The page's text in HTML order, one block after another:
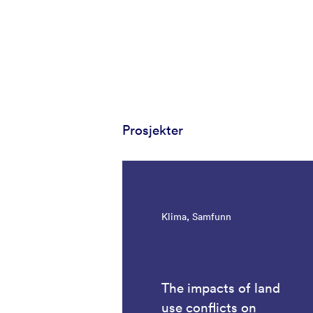
Prosjekter
Klima, Samfunn
The impacts of land
use conflicts on